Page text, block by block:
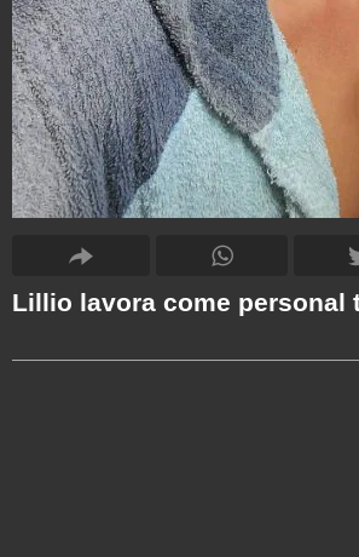
Lillio lavora come personal